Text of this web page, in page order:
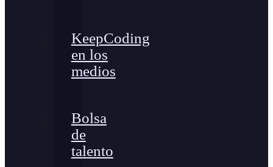
KeepCoding
en los
medios
Bolsa
de
talento